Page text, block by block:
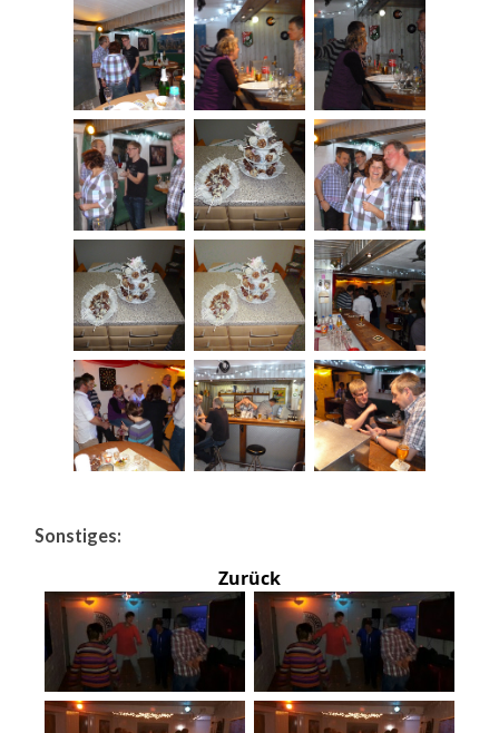
Sonstiges:
Zurück